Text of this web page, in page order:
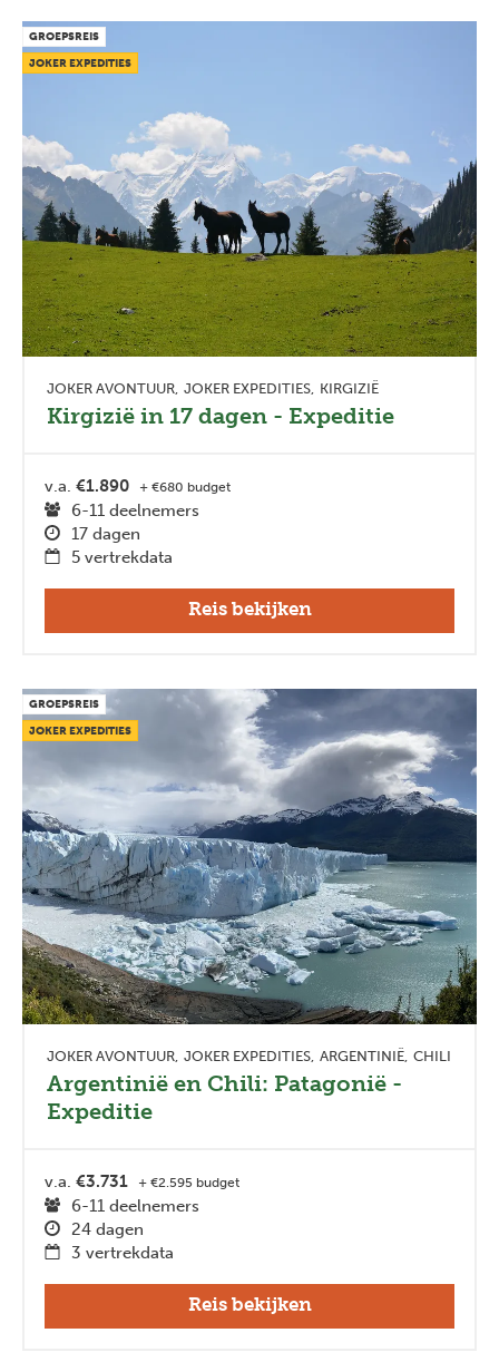
GROEPSREIS
JOKER EXPEDITIES
JOKER AVONTUUR JOKER EXPEDITIES KIRGIZIË
Kirgizië in 17 dagen - Expeditie
v.a. €1.890 + €680 budget
6-11 deelnemers
17 dagen
5 vertrekdata
Reis bekijken
GROEPSREIS
JOKER EXPEDITIES
JOKER AVONTUUR JOKER EXPEDITIES ARGENTINIË CHILI
Argentinië en Chili: Patagonië -
Expeditie
v.a. €3.731 + €2.595 budget
6-11 deelnemers
24 dagen
3 vertrekdata
Reis bekijken